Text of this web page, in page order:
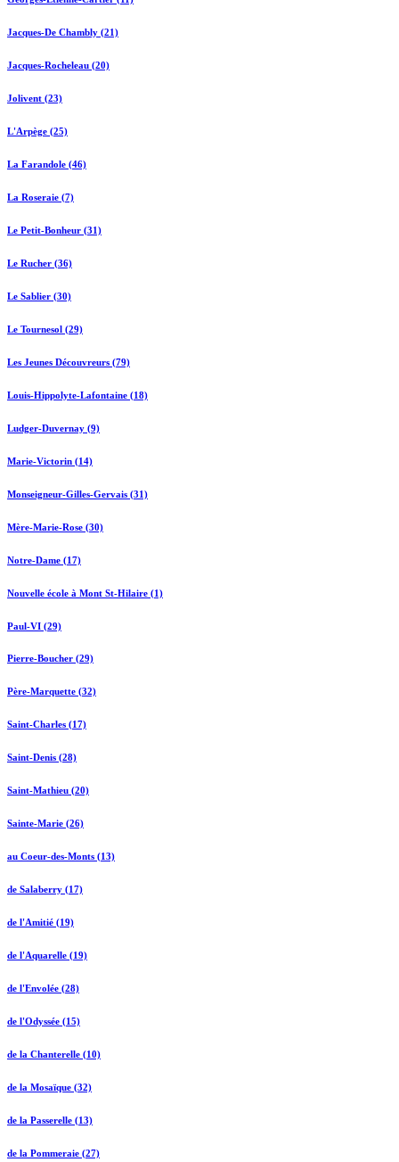
Jacques-De Chambly (21)
Jacques-Rocheleau (20)
Jolivent (23)
L'Arpège (25)
La Farandole (46)
La Roseraie (7)
Le Petit-Bonheur (31)
Le Rucher (36)
Le Sablier (30)
Le Tournesol (29)
Les Jeunes Découvreurs (79)
Louis-Hippolyte-Lafontaine (18)
Ludger-Duvernay (9)
Marie-Victorin (14)
Monseigneur-Gilles-Gervais (31)
Mère-Marie-Rose (30)
Notre-Dame (17)
Nouvelle école à Mont St-Hilaire (1)
Paul-VI (29)
Pierre-Boucher (29)
Père-Marquette (32)
Saint-Charles (17)
Saint-Denis (28)
Saint-Mathieu (20)
Sainte-Marie (26)
au Coeur-des-Monts (13)
de Salaberry (17)
de l'Amitié (19)
de l'Aquarelle (19)
de l'Envolée (28)
de l'Odyssée (15)
de la Chanterelle (10)
de la Mosaïque (32)
de la Passerelle (13)
de la Pommeraie (27)